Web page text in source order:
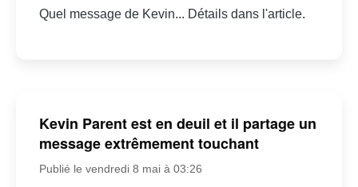
Quel message de Kevin... Détails dans l'article.
Kevin Parent est en deuil et il partage un
message extrêmement touchant
Publié le vendredi 8 mai à 03:26